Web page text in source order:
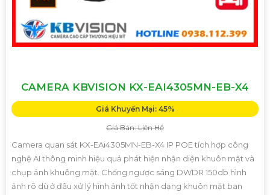
CAMERA KBVISION KX-EAI4305MN-EB-X4
Giá Khuyến Mại: 45%
Giá Bán: Liên Hệ
Camera quan sát KX-EAi4305MN-EB-X4 IP POE tích hợp công
nghệ AI thông minh hiệu quả phát hiện nhận diện khuôn mặt và
chụp ảnh khuông mặt. Chống ngược sáng DWDR 150db hình
ảnh rõ dù ở đâu xử lý hình ảnh tốt nhận dạng khuôn mặt ban